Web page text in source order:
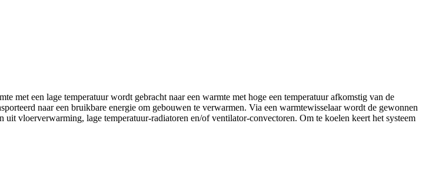
met een lage temperatuur wordt gebracht naar een warmte met hoge een temperatuur afkomstig van de
naar een bruikbare energie om gebouwen te verwarmen. Via een warmtewisselaar wordt de gewonnen
vloerverwarming, lage temperatuur-radiatoren en/of ventilator-convectoren. Om te koelen keert het systeem